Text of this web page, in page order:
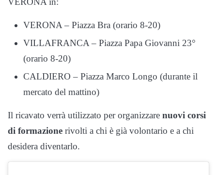
VERONA – Piazza Bra (orario 8-20)
VILLAFRANCA – Piazza Papa Giovanni 23°
(orario 8-20)
CALDIERO – Piazza Marco Longo (durante il
mercato del mattino)
Il ricavato verrà utilizzato per organizzare nuovi corsi
di formazione rivolti a chi è già volontario e a chi
desidera diventarlo.